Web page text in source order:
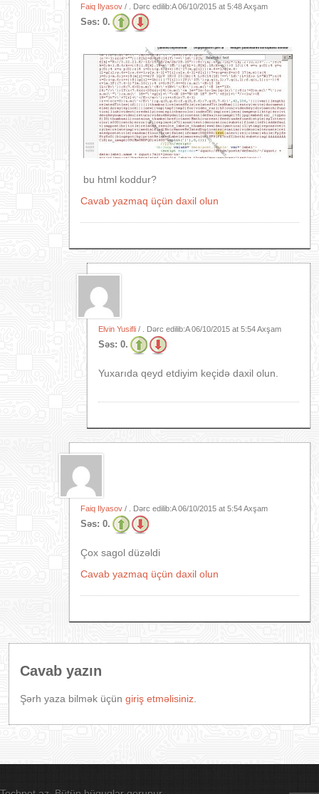
Faiq Ilyasov / . Dərc edilib:A06/10/2015 at 5:48 Axşam
Səs: 0.
bu html koddur?
Cavab yazmaq üçün daxil olun
Elvin Yusifli / . Dərc edilib:A06/10/2015 at 5:54 Axşam
Səs: 0.
Yuxarıda qeyd etdiyim keçidə daxil olun.
Faiq Ilyasov / . Dərc edilib:A06/10/2015 at 5:54 Axşam
Səs: 0.
Çox sagol düzəldi
Cavab yazmaq üçün daxil olun
Cavab yazın
Şərh yaza bilmək üçün giriş etməlisiniz